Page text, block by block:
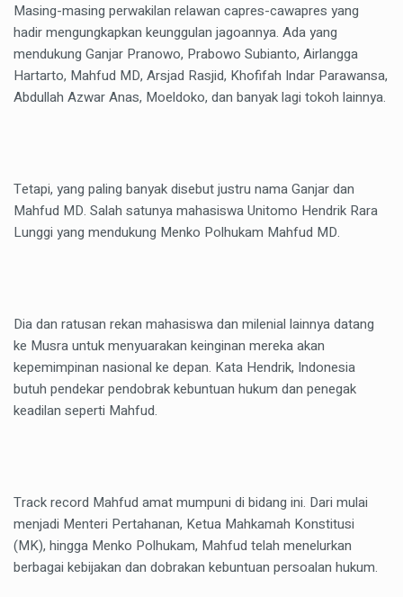
Masing-masing perwakilan relawan capres-cawapres yang
hadir mengungkapkan keunggulan jagoannya. Ada yang
mendukung Ganjar Pranowo, Prabowo Subianto, Airlangga
Hartarto, Mahfud MD, Arsjad Rasjid, Khofifah Indar Parawansa,
Abdullah Azwar Anas, Moeldoko, dan banyak lagi tokoh lainnya.
Tetapi, yang paling banyak disebut justru nama Ganjar dan
Mahfud MD. Salah satunya mahasiswa Unitomo Hendrik Rara
Lunggi yang mendukung Menko Polhukam Mahfud MD.
Dia dan ratusan rekan mahasiswa dan milenial lainnya datang
ke Musra untuk menyuarakan keinginan mereka akan
kepemimpinan nasional ke depan. Kata Hendrik, Indonesia
butuh pendekar pendobrak kebuntuan hukum dan penegak
keadilan seperti Mahfud.
Track record Mahfud amat mumpuni di bidang ini. Dari mulai
menjadi Menteri Pertahanan, Ketua Mahkamah Konstitusi
(MK), hingga Menko Polhukam, Mahfud telah menelurkan
berbagai kebijakan dan dobrakan kebuntuan persoalan hukum.